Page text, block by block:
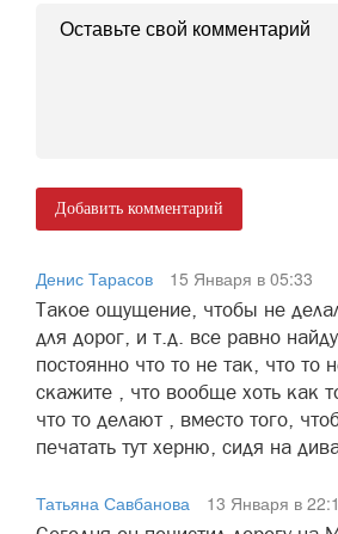
Добавить комментарий
Денис Тарасов
15 Января в 05:33
Такое ощущение, чтобы не
для дорог, и т.д. все равно
постоянно что то не так, что то
скажите , что вообще хоть как
что то делают , вместо того,
печатать тут херню, сидя на
Татьяна Савбанова
13 Января в